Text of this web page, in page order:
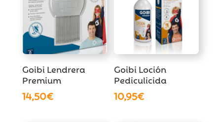
Goibi Lendrera
Premium
14,50€
Goibi Loción
Pediculicida
10,95€